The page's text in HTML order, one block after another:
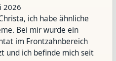
2026
ich habe ähnliche
Bei mir wurde ein
im Frontzahnbereich
und ich befinde mich seit